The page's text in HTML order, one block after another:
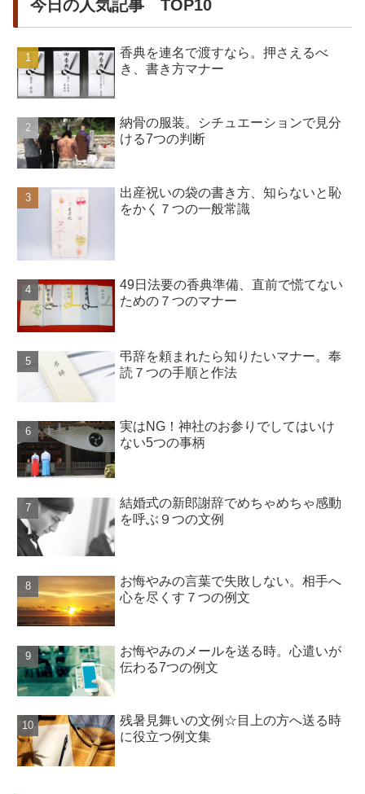
今日の人気記事 TOP10
香典を連名で渡すなら。押さえるべ
き、書き方マナー
納骨の服装。シチュエーションで見分
ける7つの判断
出産祝いの袋の書き方、知らないと恥
をかく７つの一般常識
49日法要の香典準備、直前で慌てない
ための７つのマナー
弔辞を頼まれたら知りたいマナー。奉
読７つの手順と作法
実はNG！神社のお参りでしてはいけ
ない5つの事柄
結婚式の新郎謝辞でめちゃめちゃ感動
を呼ぶ９つの文例
お悔やみの言葉で失敗しない。相手へ
心を尽くす７つの例文
お悔やみのメールを送る時。心遣いが
伝わる7つの例文
残暑見舞いの文例☆目上の方へ送る時
に役立つ例文集